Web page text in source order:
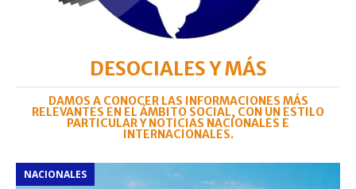
DESOCIALES Y MÁS
DAMOS A CONOCER LAS INFORMACIONES MÁS
RELEVANTES EN EL ÁMBITO SOCIAL, CON UN ESTILO
PARTICULAR Y NOTICIAS NACIONALES E
INTERNACIONALES.
NACIONALES